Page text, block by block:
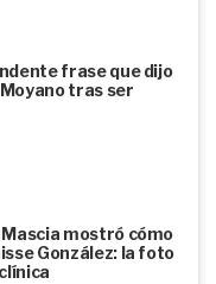
frase que dijo
tras ser
mostró cómo
González: la foto